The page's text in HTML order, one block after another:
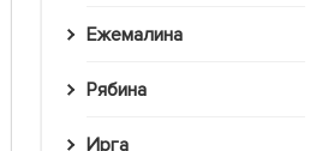
Ежемалина
Рябина
Ирга